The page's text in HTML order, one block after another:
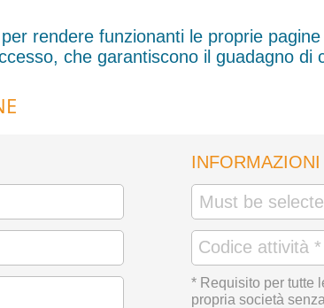
rendere funzionanti le proprie
che garantiscono il guadagno di
* Requisito per tutte
propria società